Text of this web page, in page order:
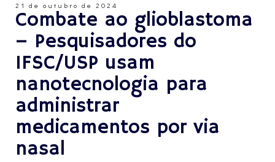
21 de outubro de 2024
Combate ao glioblastoma
– Pesquisadores do
IFSC/USP usam
nanotecnologia para
administrar
medicamentos por via
nasal